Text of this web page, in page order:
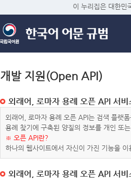
이 누리집은 대한민
개발 지원(Open API)
외래어, 로마자 용례 오픈 API 서비
외래어, 로마자 용례 오픈 API는 검색 플랫
용례 찾기에 구축된 양질의 정보를 개인 또
※ 오픈 API란?
하나의 웹사이트에서 자신이 가진 기능을
외래어, 로마자 용례 오픈 API 서